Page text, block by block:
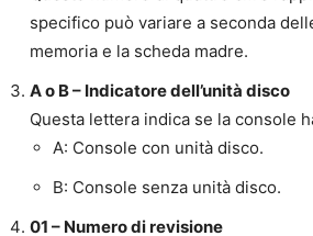
specifico può variare a seconda
memoria e la scheda madre.
A o B – Indicatore dell’unità disco
Questa lettera indica se la console
A: Console con unità disco.
B: Console senza unità disco.
01 – Numero di revisione